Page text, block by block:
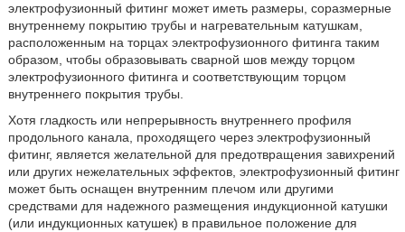
электрофузионный фитинг может иметь размеры, соразмерные
внутреннему покрытию трубы и нагревательным катушкам,
расположенным на торцах электрофузионного фитинга таким
образом, чтобы образовывать сварной шов между торцом
электрофузионного фитинга и соответствующим торцом
внутреннего покрытия трубы.
Хотя гладкость или непрерывность внутреннего профиля
продольного канала, проходящего через электрофузионный
фитинг, является желательной для предотвращения завихрений
или других нежелательных эффектов, электрофузионный фитинг
может быть оснащен внутренним плечом или другими
средствами для надежного размещения индукционной катушки
(или индукционных катушек) в правильное положение для